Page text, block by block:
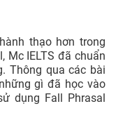
thạo hơn trong
Mc IELTS đã chuẩn
Thông qua các bài
gì đã học vào
dụng Fall Phrasal